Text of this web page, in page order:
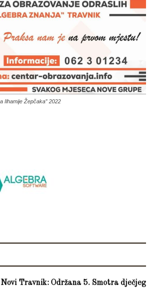
Ilhamije Žepčaka” 2022
Novi Travnik: Održana 5. Smotra dječjeg